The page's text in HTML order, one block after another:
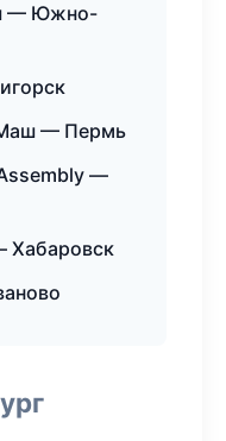
— Южно-
— Пермь
—
Хабаровск